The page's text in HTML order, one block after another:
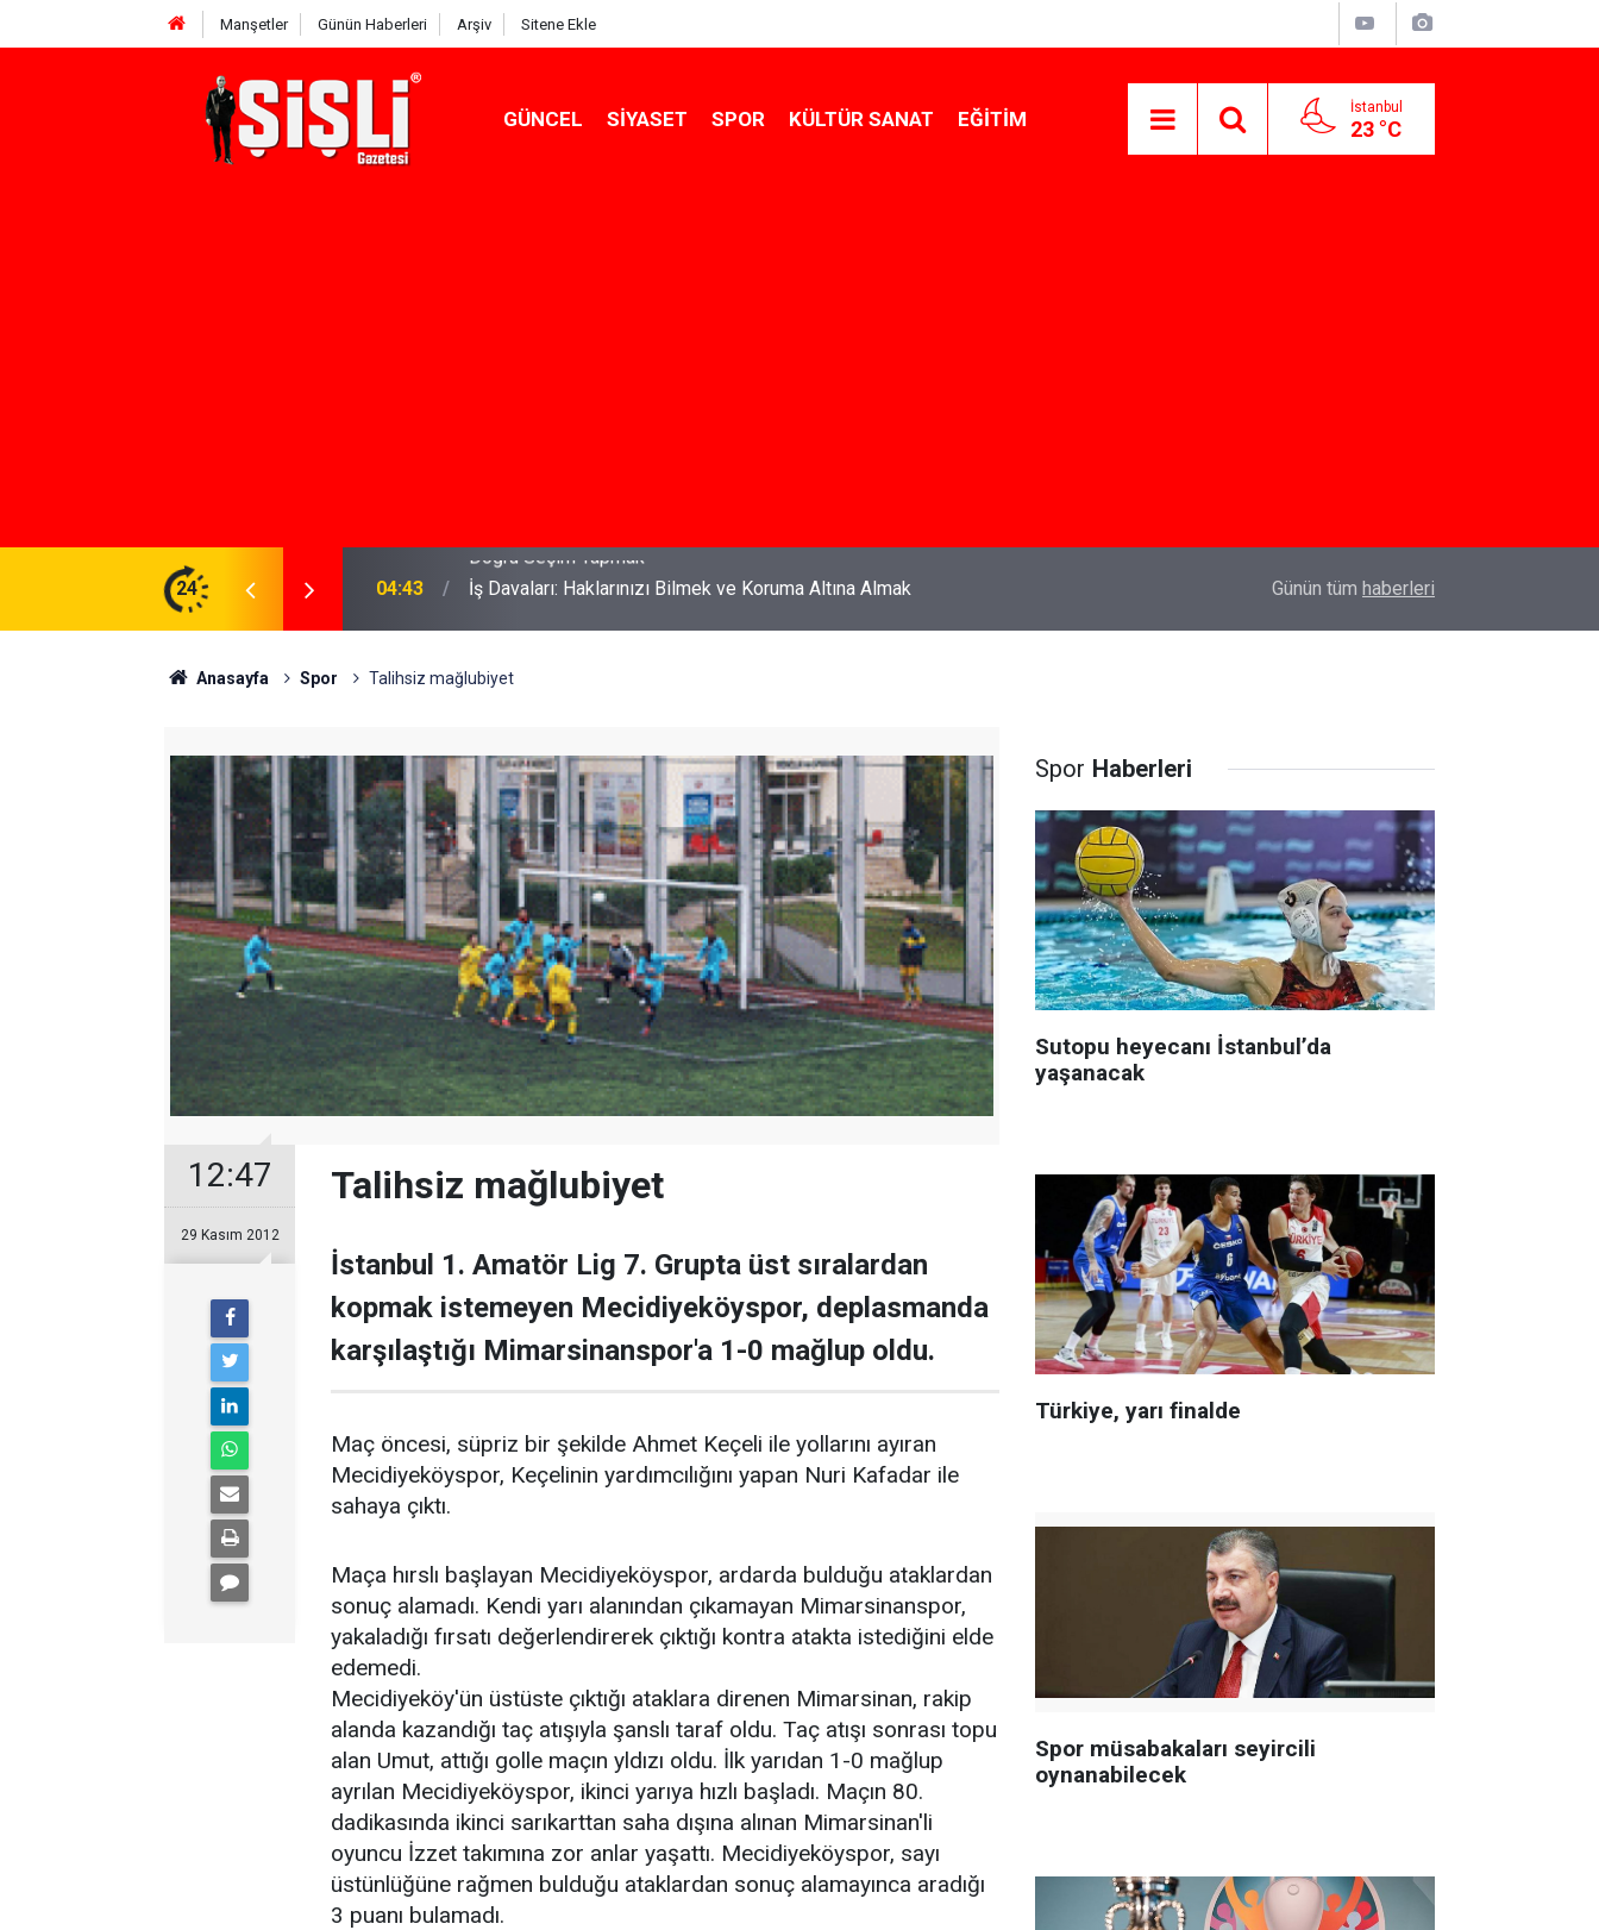
Manşetler Günün Haberleri Arşiv Sitene Ekle
GÜNCEL SIYASET SPOR KÜLTÜR SANAT EĞITIM İstanbul
23 °C
24
Gerekenler: Telegram Gruplarında Daha
04:43 İş Davaları: Haklarınızı Bilmek ve Koruma Altına Almak Özlem Drahyalı Kimdir, Nereli ve Kaç
Günün tüm haberleri
Anasayfa Spor Talihsiz mağlubiyet
12:47
29 Kasım 2012
Talihsiz mağlubiyet
İstanbul 1. Amatör Lig 7. Grupta üst sıralardan
kopmak istemeyen Mecidiyeköyspor, deplasmanda
karşılaştığı Mimarsinanspor'a 1-0 mağlup oldu.
Maç öncesi, süpriz bir şekilde Ahmet Keçeli ile yollarını ayıran
Mecidiyeköyspor, Keçelinin yardımcılığını yapan Nuri Kafadar ile
sahaya çıktı.
Maça hırslı başlayan Mecidiyeköyspor, ardarda bulduğu ataklardan
sonuç alamadı. Kendi yarı alanından çıkamayan Mimarsinanspor,
yakaladığı fırsatı değerlendirerek çıktığı kontra atakta istediğini elde
edemedi.
Mecidiyeköy'ün üstüste çıktığı ataklara direnen Mimarsinan, rakip
alanda kazandığı taç atışıyla şanslı taraf oldu. Taç atışı sonrası topu
alan Umut, attığı golle maçın yldızı oldu. İlk yarıdan 1-0 mağlup
ayrılan Mecidiyeköyspor, ikinci yarıya hızlı başladı. Maçın 80.
dadikasında ikinci sarıkarttan saha dışına alınan Mimarsinan'li
oyuncu İzzet takımına zor anlar yaşattı. Mecidiyeköyspor, sayı
üstünlüğüne rağmen bulduğu ataklardan sonuç alamayınca aradığı
3 puanı bulamadı.
Spor Haberleri
Sutopu heyecanı İstanbul’da
yaşanacak
Türkiye, yarı finalde
Spor müsabakaları seyircili
oynanabilecek